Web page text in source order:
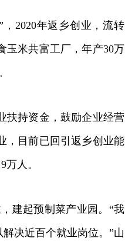
2020年返乡创业，流转
玉米共富工厂，年产30万
持资金，鼓励企业经营
，目前已回引返乡创业能
人。
建起预制菜产业园。“我
决近百个就业岗位。”山